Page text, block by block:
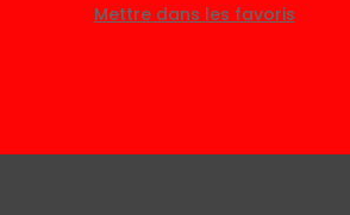
Mettre dans les favoris